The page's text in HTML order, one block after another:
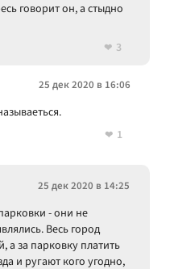
говорит он, а стыдно
3
25 дек 2020 в 16:06
1
25 дек 2020 в 14:25
- они не
Весь город
а за парковку платить
и ругают кого угодно,